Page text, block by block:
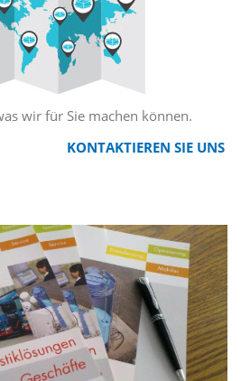
wir für Sie machen können.
KONTAKTIEREN SIE UNS